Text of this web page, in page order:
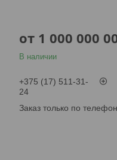
от 1 000 000
В наличии
+375 (17) 511-31-
24
Заказ только по